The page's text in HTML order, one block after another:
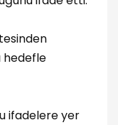
hedefle
ifadelere yer